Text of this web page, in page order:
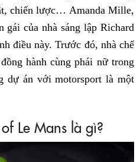
chiến lược… Amanda Mille,
gái của nhà sáng lập Richard
điều này. Trước đó, nhà chế
hành cùng phái nữ trong
dự án với motorsport là một
Le Mans là gì?